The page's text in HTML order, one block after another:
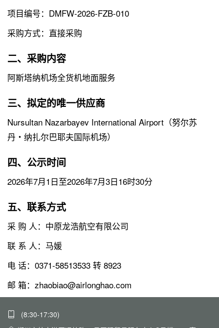
项目编号：DMFW-2026-FZB-010
采购方式：直接采购
二、采购内容
阿斯塔纳机场全货机地面服务
三、拟定的唯一供应商
Nursultan Nazarbayev International Airport（努尔苏
丹・纳扎尔巴耶夫国际机场）
四、公示时间
2026年7月1日至2026年7月3日16时30分
五、联系方式
采 购 人：中原龙浩航空有限公司
联 系 人：马媛
电 话：0371-58513533 转 8923
邮 箱：zhaobiao@airlonghao.com
(8:30-17:30)